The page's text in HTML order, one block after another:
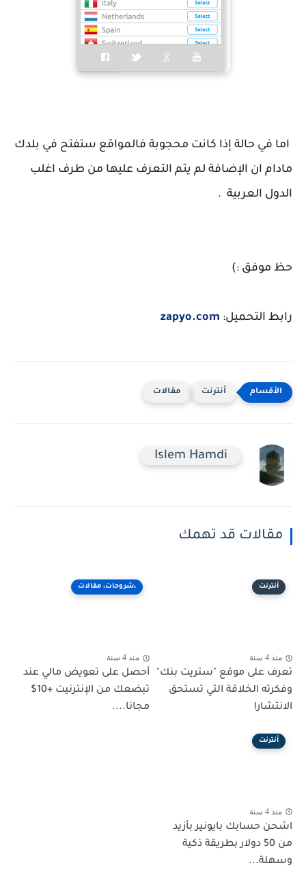
اما في حالة إذا كانت محجوبة فالمواقع ستفتح في بلدك
مادام ان الإضافة لم يتم التعرف عليها من طرف اغلب
الدول العربية .
حظ موفق :)
رابط التحميل: zapyo.com
أنترنت مقالات
Islem Hamdi
مقالات قد تهمك
أنترنت
منذ 4 سنة
تعرف على موقع "ستريت بنك"
وفكرته الخلاقة التي تستحق
الانتشار!
،شروحات، مقالات
منذ 4 سنة
أحصل على تعويض مالي عند
تبضعك من الإنترنيت +10$
مجانا....
أنترنت
منذ 4 سنة
اشحن حسابك بايونير بأزيد
من 50 دولار بطريقة ذكية
وسهلة...